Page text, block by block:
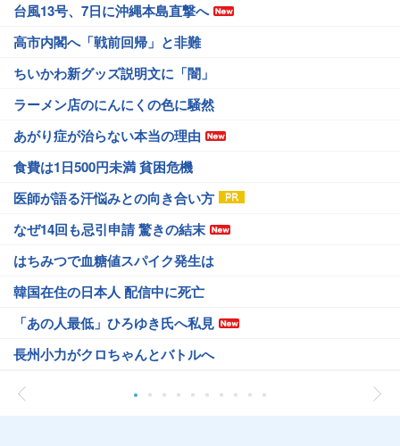
台風13号、7日に沖縄本島直撃へ
高市内閣へ「戦前回帰」と非難
ちいかわ新グッズ説明文に「闇」
ラーメン店のにんにくの色に騒然
あがり症が治らない本当の理由
食費は1日500円未満 貧困危機
医師が語る汗悩みとの向き合い方
なぜ14回も忌引申請 驚きの結末
はちみつで血糖値スパイク発生は
韓国在住の日本人 配信中に死亡
「あの人最低」ひろゆき氏へ私見
長州小力がクロちゃんとバトルへ